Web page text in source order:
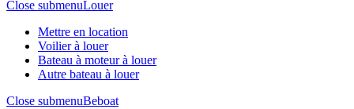
Close submenuLouer
Mettre en location
Voilier à louer
Bateau à moteur à louer
Autre bateau à louer
Close submenuBeboat